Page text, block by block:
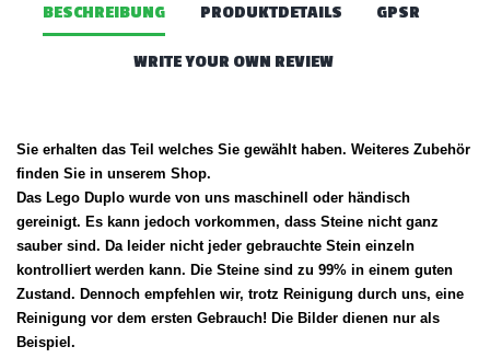
BESCHREIBUNG PRODUKTDETAILS GPSR
WRITE YOUR OWN REVIEW
Sie erhalten das Teil welches Sie gewählt haben. Weiteres Zubehör
finden Sie in unserem Shop.
Das Lego Duplo wurde von uns maschinell oder händisch
gereinigt. Es kann jedoch vorkommen, dass Steine nicht ganz
sauber sind. Da leider nicht jeder gebrauchte Stein einzeln
kontrolliert werden kann. Die Steine sind zu 99% in einem guten
Zustand. Dennoch empfehlen wir, trotz Reinigung durch uns, eine
Reinigung vor dem ersten Gebrauch! Die Bilder dienen nur als
Beispiel.